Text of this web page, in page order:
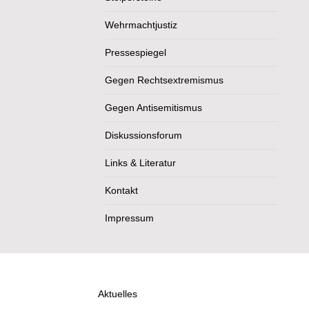
Wehrmachtjustiz
Pressespiegel
Gegen Rechtsextremismus
Gegen Antisemitismus
Diskussionsforum
Links & Literatur
Kontakt
Impressum
Aktuelles